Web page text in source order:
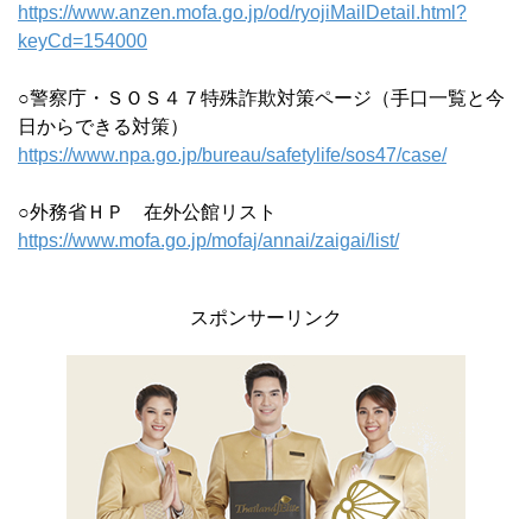
https://www.anzen.mofa.go.jp/od/ryojiMailDetail.html?
keyCd=154000
○警察庁・ＳＯＳ４７特殊詐欺対策ページ（手口一覧と今
日からできる対策）
https://www.npa.go.jp/bureau/safetylife/sos47/case/
○外務省ＨＰ 在外公館リスト
https://www.mofa.go.jp/mofaj/annai/zaigai/list/
スポンサーリンク